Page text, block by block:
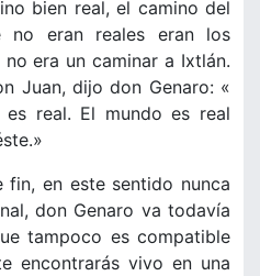
bien real, el camino del
no eran reales eran los
era un caminar a Ixtlán.
Juan, dijo don Genaro: «
real. El mundo es real
fin, en este sentido nunca
don Genaro va todavía
tampoco es compatible
encontrarás vivo en una